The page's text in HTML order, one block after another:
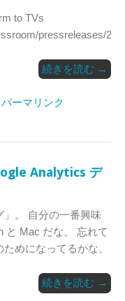
to TVs
pressreleases/
続きを読む →
パーマリンク
Analytics デ
」。 自分の一番興味
と Mac だな。 忘れて
めになってるかな、
続きを読む →